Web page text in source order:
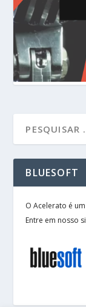
BLUESOFT
O Acelerato é
Entre em nosso